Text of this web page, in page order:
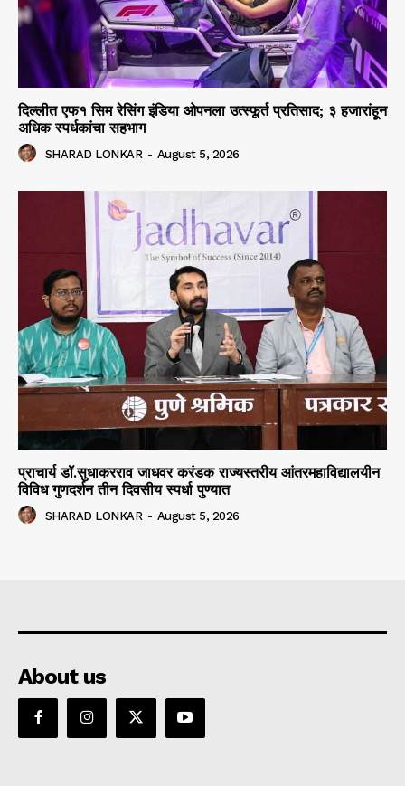
दिल्लीत एफ१ सिम रेसिंग इंडिया ओपनला उत्स्फूर्त प्रतिसाद; ३ हजारांहून
अधिक स्पर्धकांचा सहभाग
SHARAD LONKAR - August 5, 2026
प्राचार्य डॉ.सुधाकरराव जाधवर करंडक राज्यस्तरीय आंतरमहाविद्यालयीन
विविध गुणदर्शन तीन दिवसीय स्पर्धा पुण्यात
SHARAD LONKAR - August 5, 2026
About us